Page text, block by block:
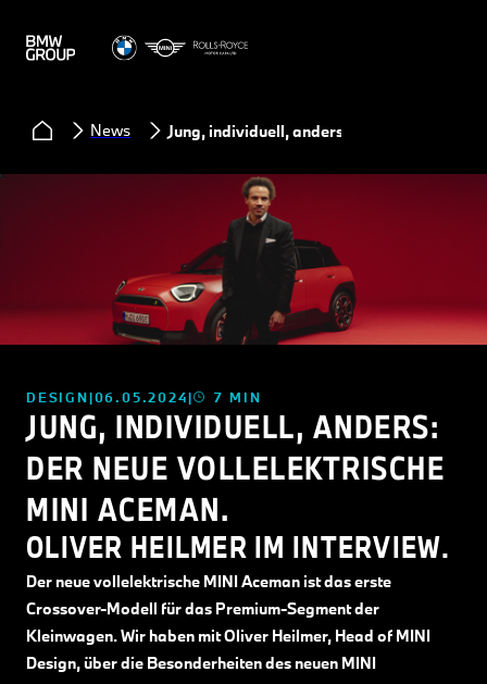
News Jung, individuell, anders
DESIGN 06.05.2024 7 MIN
JUNG, INDIVIDUELL, ANDERS:
DER NEUE VOLLELEKTRISCHE
MINI ACEMAN.
OLIVER HEILMER IM INTERVIEW.
Der neue vollelektrische MINI Aceman ist das erste
Crossover-Modell für das Premium-Segment der
Kleinwagen. Wir haben mit Oliver Heilmer, Head of MINI
Design, über die Besonderheiten des neuen MINI